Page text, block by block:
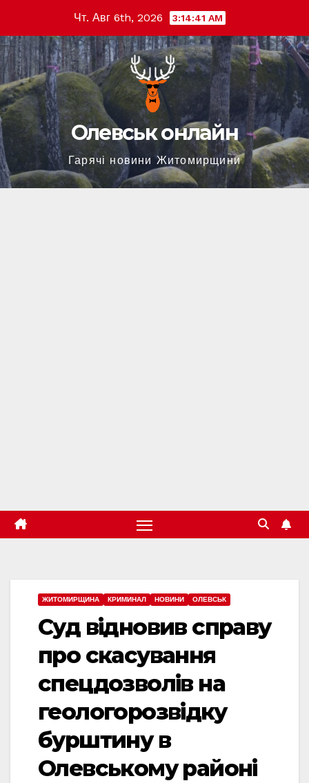
содержимому
Чт. Авг 6th, 2026 3:14:42 AM
Олевськ онлайн
Гарячі новини Житомирщини
ЖИТОМИРЩИНА КРИМИНАЛ НОВИНИ ОЛЕВСЬК
Суд відновив справу
про скасування
спецдозволів на
геологорозвідку
бурштину в
Олевському районі